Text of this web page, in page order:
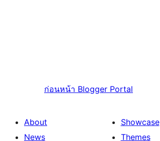
ก่อนหน้า Blogger Portal
About
News
Showcase
Themes